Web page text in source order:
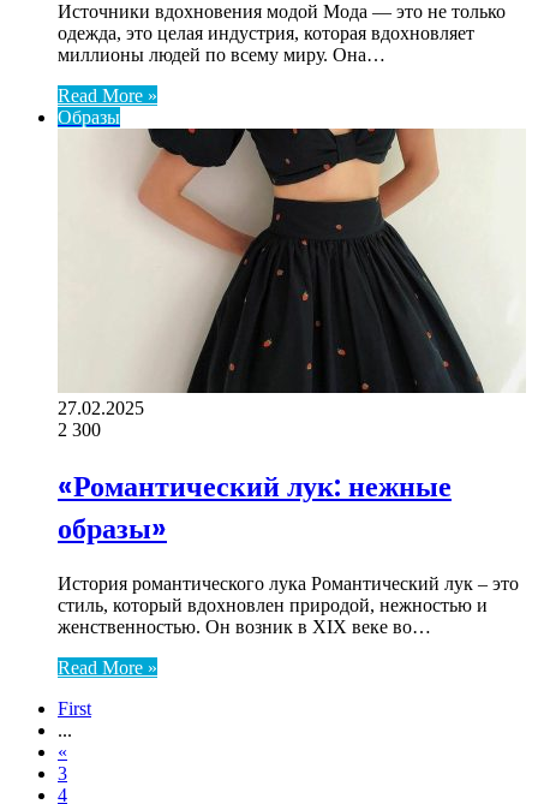
Источники вдохновения модой Мода — это не только
одежда, это целая индустрия, которая вдохновляет
миллионы людей по всему миру. Она…
Read More »
Образы
27.02.2025
2 300
«Романтический лук: нежные
образы»
История романтического лука Романтический лук – это
стиль, который вдохновлен природой, нежностью и
женственностью. Он возник в XIX веке во…
Read More »
First
...
«
3
4